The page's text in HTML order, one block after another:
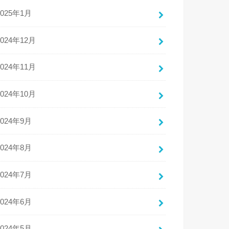
年1月
年12月
年11月
年10月
年9月
年8月
年7月
年6月